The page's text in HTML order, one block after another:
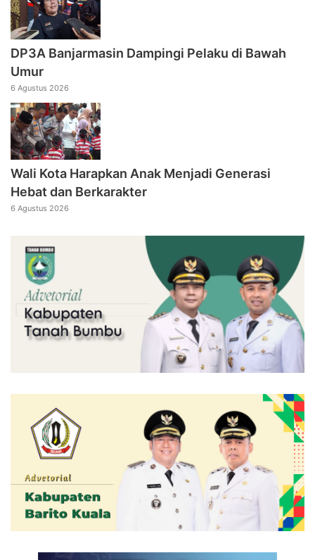
DP3A Banjarmasin Dampingi Pelaku di Bawah
Umur
6 Agustus 2026
Wali Kota Harapkan Anak Menjadi Generasi
Hebat dan Berkarakter
6 Agustus 2026